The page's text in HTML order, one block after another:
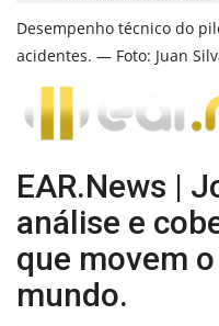
Desempenho técnico do
acidentes. — Foto: Juan
EAR.News |
análise e
que movem
mundo.